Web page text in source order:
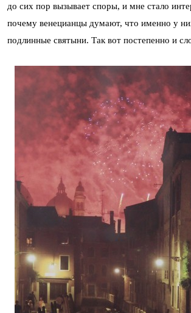
до сих пор вызывает споры, и мне стало
почему венецианцы думают, что именно у
подлинные святыни. Так вот постепенно и